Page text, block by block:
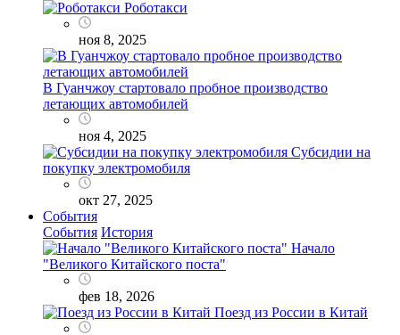
Роботакси
ноя 8, 2025
В Гуанчжоу стартовало пробное производство
летающих автомобилей
ноя 4, 2025
Субсидии на
покупку электромобиля
окт 27, 2025
События
События История
Начало
"Великого Китайского поста"
фев 18, 2026
Поезд из России в Китай